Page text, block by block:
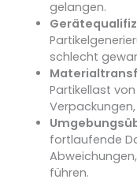
gelangen.
schlecht
Partikellast
fortlaufende
führen.